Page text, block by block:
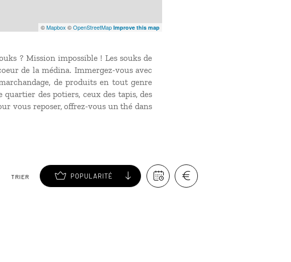
©Mapbox ©OpenStreetMap Improve this map
? Mission impossible ! Les souks de
de la médina. Immergez-vous avec
de produits en tout genre
des potiers, ceux des tapis, des
vous reposer, offrez-vous un thé dans
TRIER POPULARITÉ